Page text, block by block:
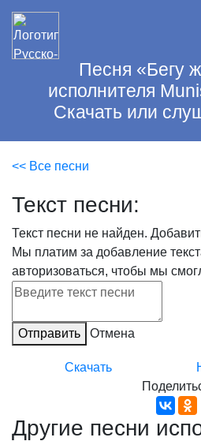
Песня «Бегу
исполнителя
Скачать или
<< Все песни
Текст песни:
Текст песни не найден.
Мы платим за добавление
авторизоваться, чтобы мы
Отправить Отмена
Скачать
Другие песни